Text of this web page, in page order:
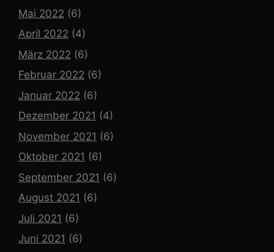
Mai 2022 (6)
April 2022 (4)
März 2022 (6)
Februar 2022 (6)
Januar 2022 (6)
Dezember 2021 (4)
November 2021 (6)
Oktober 2021 (6)
September 2021 (6)
August 2021 (6)
Juli 2021 (6)
Juni 2021 (6)